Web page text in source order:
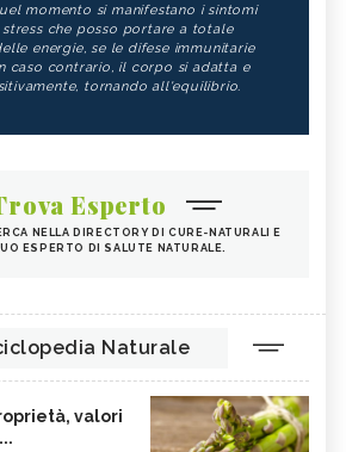
momento si manifestano i sintomi
che posso portare a totale
energie, se le difese immunitarie
caso contrario, il corpo si adatta e
tornando all'equilibrio.
Esperto
NELLA DIRECTORY DI CURE-NATURALI E
ESPERTO DI SALUTE NATURALE.
Naturale
valori